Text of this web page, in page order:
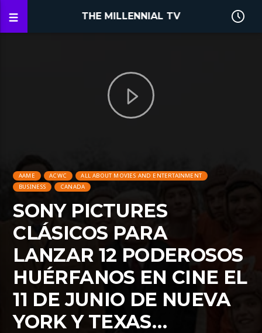
THE MILLENNIAL TV
AAME ACWC
ALL ABOUT MOVIES AND ENTERTAINMENT
BUSINESS
CANADA
SONY PICTURES
CLÁSICOS PARA
LANZAR 12 PODEROSOS
HUÉRFANOS EN CINE EL
11 DE JUNIO DE NUEVA
YORK Y TEXAS…